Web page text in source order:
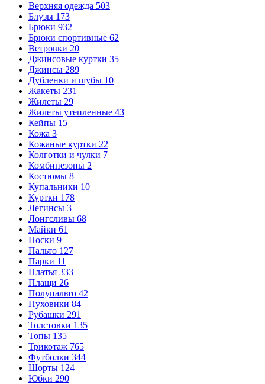
Верхняя одежда 503
Блузы 173
Брюки 932
Брюки спортивные 62
Ветровки 20
Джинсовые куртки 35
Джинсы 289
Дубленки и шубы 10
Жакеты 231
Жилеты 29
Жилеты утепленные 43
Кейпы 15
Кожа 3
Кожаные куртки 22
Колготки и чулки 7
Комбинезоны 2
Костюмы 8
Купальники 10
Куртки 178
Легинсы 3
Лонгсливы 68
Майки 61
Носки 9
Пальто 127
Парки 11
Платья 333
Плащи 26
Полупальто 42
Пуховики 84
Рубашки 291
Толстовки 135
Топы 135
Трикотаж 765
Футболки 344
Шорты 124
Юбки 290